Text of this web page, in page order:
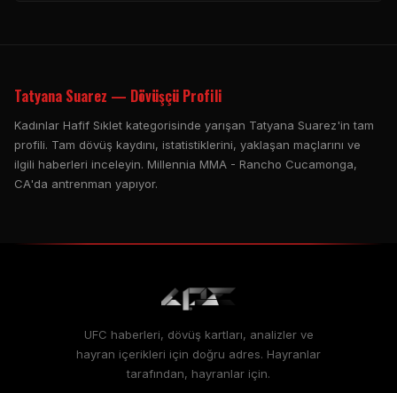
Tatyana Suarez — Dövüşçü Profili
Kadınlar Hafif Sıklet kategorisinde yarışan Tatyana Suarez'in tam
profili. Tam dövüş kaydını, istatistiklerini, yaklaşan maçlarını ve
ilgili haberleri inceleyin. Millennia MMA - Rancho Cucamonga,
CA'da antrenman yapıyor.
UFC haberleri, dövüş kartları, analizler ve
hayran içerikleri için doğru adres. Hayranlar
tarafından, hayranlar için.